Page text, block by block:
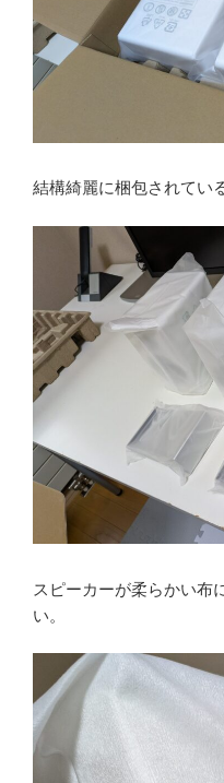
結構綺麗に梱包されている
スピーカーが柔らかい布
い。